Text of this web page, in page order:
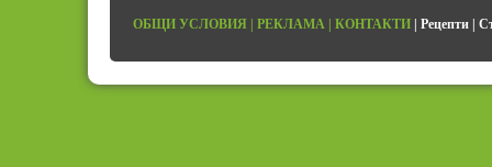
ОБЩИ УСЛОВИЯ РЕКЛАМА КОНТАКТИ Рецепти